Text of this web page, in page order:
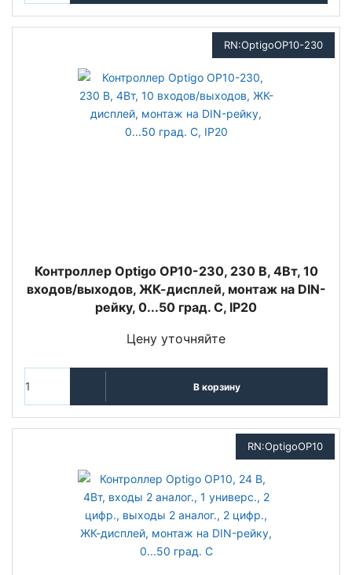
RN:OptigoOP10-230
Контроллер Optigo OP10-230, 230 В, 4Вт, 10
входов/выходов, ЖК-дисплей, монтаж на DIN-
рейку, 0...50 град. C, IP20
Цену уточняйте
В корзину
RN:OptigoOP10